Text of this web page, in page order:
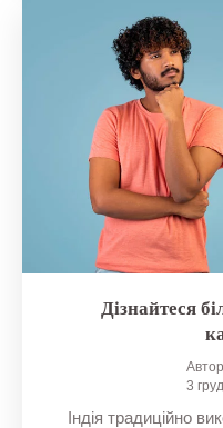
Дізнайтеся
3
Індія традиційно